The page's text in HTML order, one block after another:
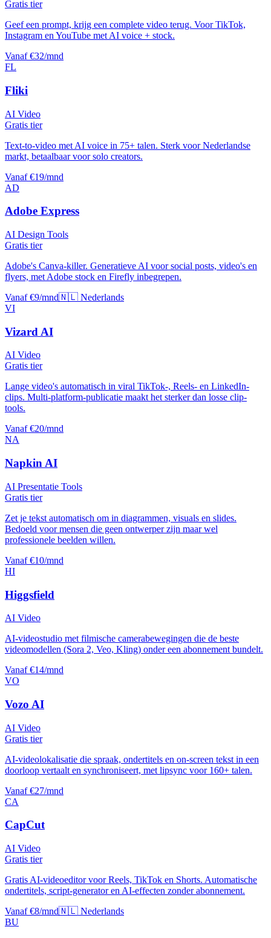
Gratis tier
Geef een prompt, krijg een complete video terug. Voor TikTok,
Instagram en YouTube met AI voice + stock.
Vanaf €32/mnd
FL
Fliki
AI Video
Gratis tier
Text-to-video met AI voice in 75+ talen. Sterk voor Nederlandse
markt, betaalbaar voor solo creators.
Vanaf €19/mnd
AD
Adobe Express
AI Design Tools
Gratis tier
Adobe's Canva-killer. Generatieve AI voor social posts, video's en
flyers, met Adobe stock en Firefly inbegrepen.
Vanaf €9/mnd🇳🇱 Nederlands
VI
Vizard AI
AI Video
Gratis tier
Lange video's automatisch in viral TikTok-, Reels- en LinkedIn-
clips. Multi-platform-publicatie maakt het sterker dan losse clip-
tools.
Vanaf €20/mnd
NA
Napkin AI
AI Presentatie Tools
Gratis tier
Zet je tekst automatisch om in diagrammen, visuals en slides.
Bedoeld voor mensen die geen ontwerper zijn maar wel
professionele beelden willen.
Vanaf €10/mnd
HI
Higgsfield
AI Video
AI-videostudio met filmische camerabewegingen die de beste
videomodellen (Sora 2, Veo, Kling) onder een abonnement bundelt.
Vanaf €14/mnd
VO
Vozo AI
AI Video
Gratis tier
AI-videolokalisatie die spraak, ondertitels en on-screen tekst in een
doorloop vertaalt en synchroniseert, met lipsync voor 160+ talen.
Vanaf €27/mnd
CA
CapCut
AI Video
Gratis tier
Gratis AI-videoeditor voor Reels, TikTok en Shorts. Automatische
ondertitels, script-generator en AI-effecten zonder abonnement.
Vanaf €8/mnd🇳🇱 Nederlands
BU